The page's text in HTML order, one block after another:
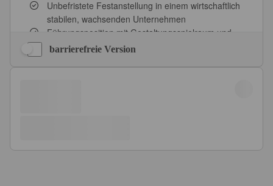
barrierefreie Version